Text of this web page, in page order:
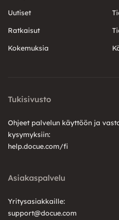
Uutiset
Ratkaisut
Kokemuksia
Tukisivusto
Ohjeet palvelun käyttöön ja
kysymyksiin:
help.docue.com/fi
Asiakaspalvelu
Yritysasiakkaille:
support@docue.com